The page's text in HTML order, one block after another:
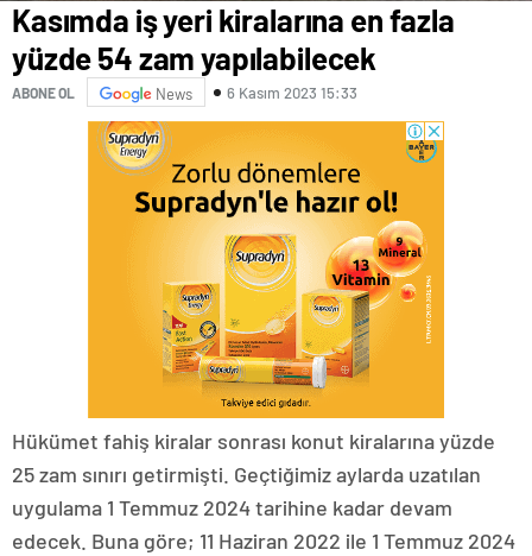
Kasımda iş yeri kiralarına en fazla
yüzde 54 zam yapılabilecek
ABONE OL News 6 Kasım 2023 15:33
Hükümet fahiş kiralar sonrası konut kiralarına yüzde
25 zam sınırı getirmişti. Geçtiğimiz aylarda uzatılan
uygulama 1 Temmuz 2024 tarihine kadar devam
edecek. Buna göre; 11 Haziran 2022 ile 1 Temmuz 2024